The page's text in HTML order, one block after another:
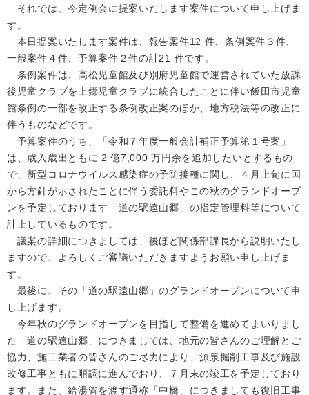
それでは、今定例会に提案いたします案件について申し上げま
す。
本日提案いたします案件は、報告案件12 件、条例案件３件、
一般案件４件、予算案件２件の計21 件です。
条例案件は、高松児童館及び別府児童館で運営されていた放課
後児童クラブを上郷児童クラブに統合したことに伴い飯田市児童
館条例の一部を改正する条例改正案のほか、地方税法等の改正に
伴うものなどです。
予算案件のうち、「令和７年度一般会計補正予算第１号案」
は、歳入歳出ともに 2 億7,000 万円余を追加したいとするもの
で、新型コロナウイルス感染症の予防接種に関し、４月上旬に国
から方針が示されたことに伴う委託料やこの秋のグランドオープ
ンを予定しております「道の駅遠山郷」の指定管理料等について
計上しているものです。
議案の詳細につきましては、後ほど関係部課⻑から説明いたし
ますので、よろしくご審議いただきますようお願い申し上げま
す。
最後に、その「道の駅遠山郷」のグランドオープンについて申
し上げます。
今年秋のグランドオープンを目指して整備を進めてまいりまし
た「道の駅遠山郷」につきましては、地元の皆さんのご理解とご
協力、施工業者の皆さんのご尽力により、源泉掘削工事及び施設
改修工事ともに順調に進んでおり、７月末の竣工を予定しており
ます。また、給湯管を渡す通称「中橋」につきましても復旧工事